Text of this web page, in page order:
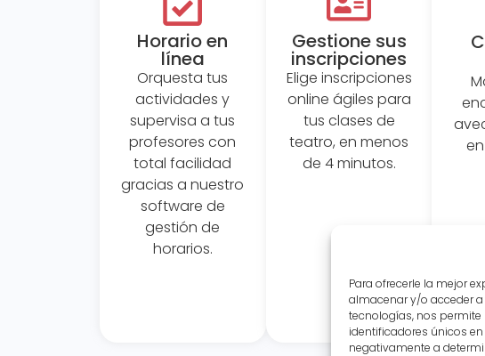
Para ofrecerle la mejor
almacenar y/o acceder
tecnologías, nos
identificadores únicos
negativamente a
Horario en
línea
Orquesta tus
actividades y
supervisa a tus
profesores con
total facilidad
gracias a nuestro
software de
gestión de
horarios.
Gestione sus
inscripciones
Elige inscripciones
online ágiles para
tus clases de
teatro, en menos
de 4 minutos.